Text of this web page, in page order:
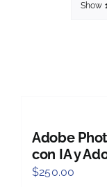
Show
Adobe
con IA y
$250.00